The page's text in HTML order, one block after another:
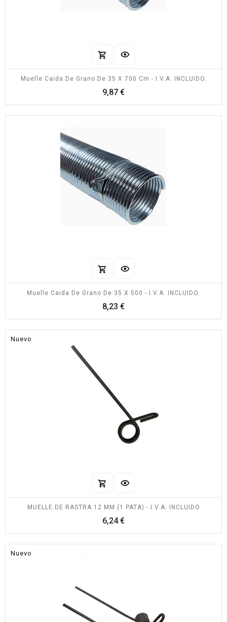
Muelle Caida De Grano De 35 X 700 Cm - I.V.A. INCLUIDO.
9,87 €Precio
Muelle Caida De Grano De 35 X 500 - I.V.A. INCLUIDO.
8,23 €Precio
Nuevo
MUELLE DE RASTRA 12 MM (1 PATA) - I.V.A. INCLUIDO
6,24 €Precio
Nuevo